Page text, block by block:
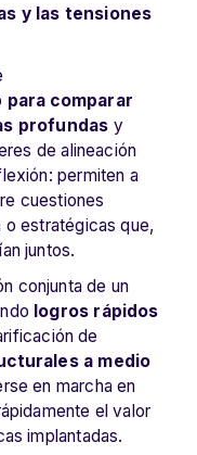
y las tensiones
para comparar
profundas y
de alineación
permiten a
cuestiones
o estratégicas que,
juntos.
conjunta de un
logros rápidos
de
a medio
en marcha en
el valor
implantadas.